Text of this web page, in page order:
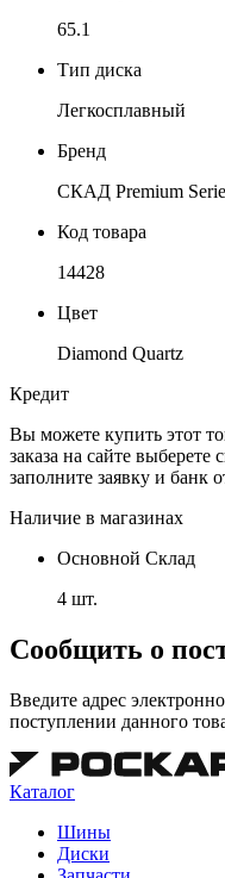
65.1
Тип диска
Легкосплавный
Бренд
СКАД Premium
Код товара
14428
Цвет
Diamond Quartz
Кредит
Вы можете купить этот
заказа на сайте
заполните заявку и банк
Наличие в магазинах
Основной Склад
4 шт.
Сообщить о
Введите адрес
поступлении данного
Каталог
Шины
Диски